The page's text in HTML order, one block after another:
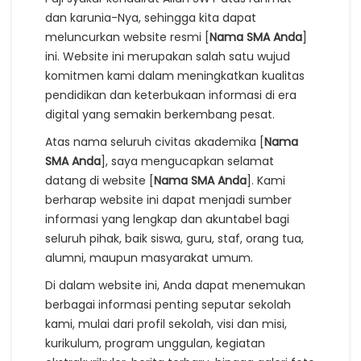
dan karunia-Nya, sehingga kita dapat
meluncurkan website resmi [Nama SMA Anda]
ini. Website ini merupakan salah satu wujud
komitmen kami dalam meningkatkan kualitas
pendidikan dan keterbukaan informasi di era
digital yang semakin berkembang pesat.
Atas nama seluruh civitas akademika [Nama
SMA Anda], saya mengucapkan selamat
datang di website [Nama SMA Anda]. Kami
berharap website ini dapat menjadi sumber
informasi yang lengkap dan akuntabel bagi
seluruh pihak, baik siswa, guru, staf, orang tua,
alumni, maupun masyarakat umum.
Di dalam website ini, Anda dapat menemukan
berbagai informasi penting seputar sekolah
kami, mulai dari profil sekolah, visi dan misi,
kurikulum, program unggulan, kegiatan